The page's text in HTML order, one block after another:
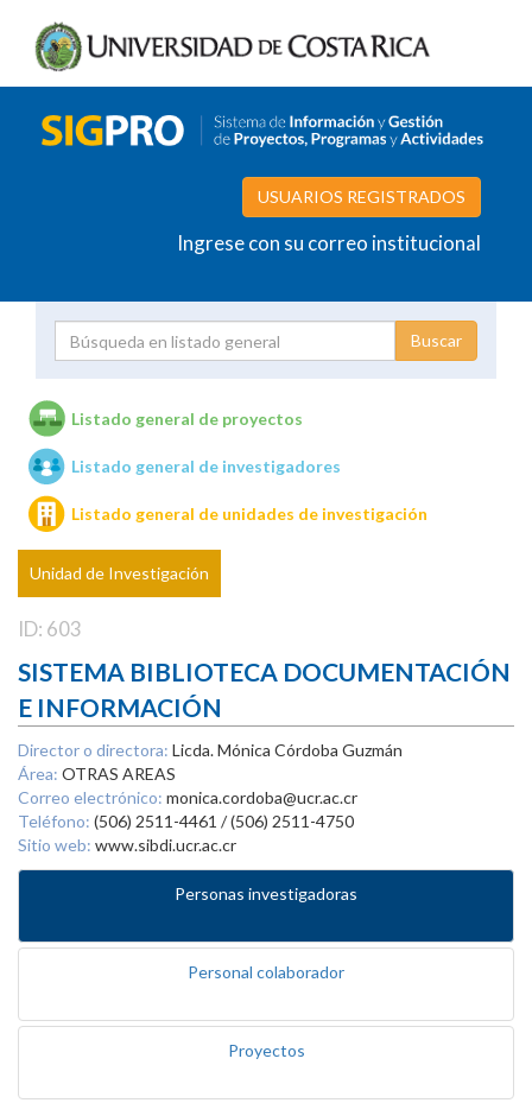
USUARIOS REGISTRADOS
Ingrese con su correo institucional
Unidades de investigación
Listado general de proyectos
Listado general de investigadores
Listado general de unidades de investigación
Unidad de Investigación
ID: 603
SISTEMA BIBLIOTECA DOCUMENTACIÓN
E INFORMACIÓN
Director o directora: Licda. Mónica Córdoba Guzmán
Área: OTRAS AREAS
Correo electrónico: monica.cordoba@ucr.ac.cr
Teléfono: (506) 2511-4461 / (506) 2511-4750
Sitio web: www.sibdi.ucr.ac.cr
Personas investigadoras
Personal colaborador
Proyectos